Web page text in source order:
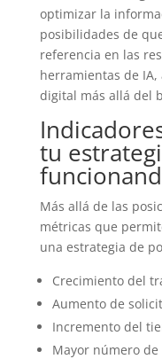
optimizar la
posibilidades de
referencia en las
herramientas de
digital más allá del
tu
Más allá de las
métricas que
una estrategia de
Crecimiento del
Aumento de
Incremento del
Mayor número